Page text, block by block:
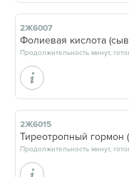
2Ж6007
Фолиевая кислота
2Ж6015
Тиреотропный гормон